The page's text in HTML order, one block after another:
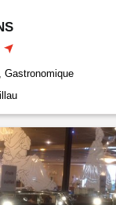
Gastronomique